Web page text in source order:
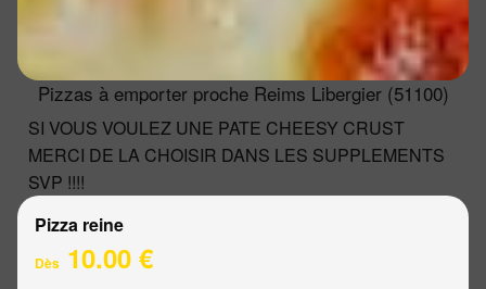
Pizzas à emporter proche Reims Libergier (51100)
SI VOUS VOULEZ UNE PATE CHEESY CRUST
MERCI DE LA CHOISIR DANS LES SUPPLEMENTS
SVP !!!!
Pizza reine
Dès 10.00 €